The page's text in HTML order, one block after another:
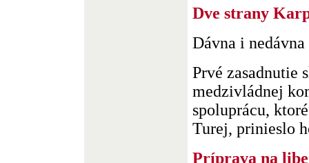
Dve strany
Dávna i
Prvé zasadnutie
medzivládnej
spoluprácu,
Turej, prinieslo
Príprava na